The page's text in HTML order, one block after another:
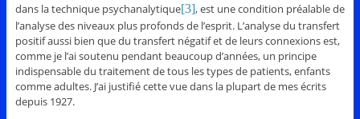
dans la technique psychanalytique[3], est une condition préalable de
l’analyse des niveaux plus profonds de l’esprit. L’analyse du transfert
positif aussi bien que du transfert négatif et de leurs connexions est,
comme je l’ai soutenu pendant beaucoup d’années, un principe
indispensable du traitement de tous les types de patients, enfants
comme adultes. J’ai justifié cette vue dans la plupart de mes écrits
depuis 1927.